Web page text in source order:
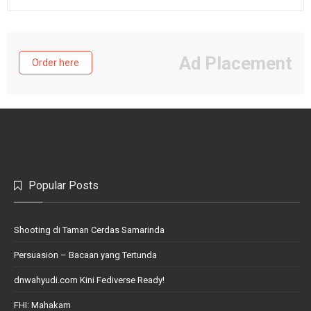
Order here Ad Placement
Popular Posts
Shooting di Taman Cerdas Samarinda
Persuasion – Bacaan yang Tertunda
dnwahyudi.com Kini Fediverse Ready!
FHI: Mahakam